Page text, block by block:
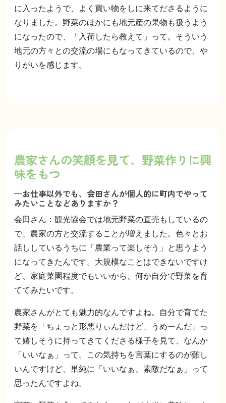
に入ったようで、よく買い物をしに来てださるように
なりました。野菜のほかにも地元産の果物も扱うよう
になったので、「入荷したら教えて」って。そういう
地元の方々との交流の場にもなってきているので、や
りがいを感じます。
農家さんの笑顔を見て、野菜作りに興
味をもつ
—お仕事以外でも、会田さんが個人的に町内でやって
みたいことなどありますか？
会田さん：観光協会では地元野菜の直売もしているの
で、農家の方と交流することが増えました。色々とお
話ししているうちに「農業って楽しそう」と思うよう
になってきたんです。大規模なことはできないですけ
ど、家庭菜園程度でもいいから、何か自分で野菜を育
ててみたいです。
農家さんがとても魅力的なんですよね。自分で育てた
野菜を「ちょっと形悪りぃんだけど、うめーんだ」っ
て嬉しそうに持ってきてくださる様子を見て、なんか
「いいなぁ」って。この気持ちを言葉にするのが難し
いんですけど、単純に「いいなぁ、素敵だなぁ」って
思ったんですよね。